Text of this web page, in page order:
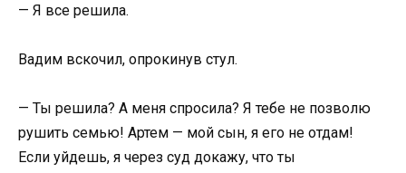
— Я все решила.
Вадим вскочил, опрокинув стул.
— Ты решила? А меня спросила? Я тебе не позволю
рушить семью! Артем — мой сын, я его не отдам!
Если уйдешь, я через суд докажу, что ты